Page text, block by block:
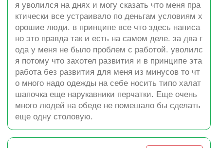
я уволился на днях и могу сказать что меня пра
ктически все устраивало по деньгам условиям х
орошие люди. в принципе все что здесь написа
но это правда так и есть на самом деле. за два г
ода у меня не было проблем с работой. уволилс
я потому что захотел развития и в принципе эта
работа без развития для меня из минусов то чт
о много надо одежды на себе носить типо халат
шапочка еще нарукавники перчатки. Еще очень
много людей на обеде не помешало бы сделать
еще одну столовую.